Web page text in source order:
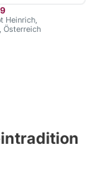
Heinrich,
Österreich